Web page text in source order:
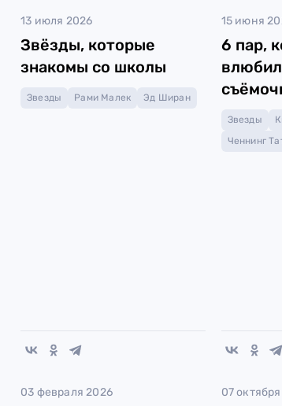
13 июля 2026
Звёзды, которые
знакомы со школы
Звезды Рами Малек Эд Ширан
15 июня
6 пар,
часть 2
Звезды
Ченнинг
03 февраля 2026 07